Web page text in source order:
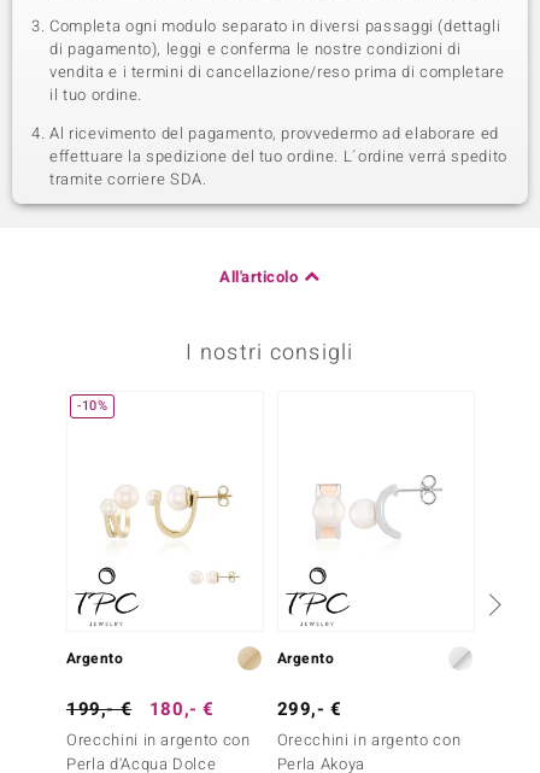
Completa ogni modulo separato in diversi passaggi (dettagli
di pagamento), leggi e conferma le nostre condizioni di
vendita e i termini di cancellazione/reso prima di completare
il tuo ordine.
Al ricevimento del pagamento, provvedermo ad elaborare ed
effettuare la spedizione del tuo ordine. L´ordine verrá spedito
tramite corriere SDA.
All'articolo
I nostri consigli
-10%
Argento
199,- € 180,- €
Orecchini in argento con
Perla d'Acqua Dolce
Argento
299,- €
Orecchini in argento con
Perla Akoya